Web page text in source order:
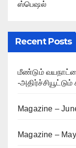
ஸ்பெஷல்
Recent Posts
மீண்டும் வயநாட்டை
-
Magazine –
Magazine –